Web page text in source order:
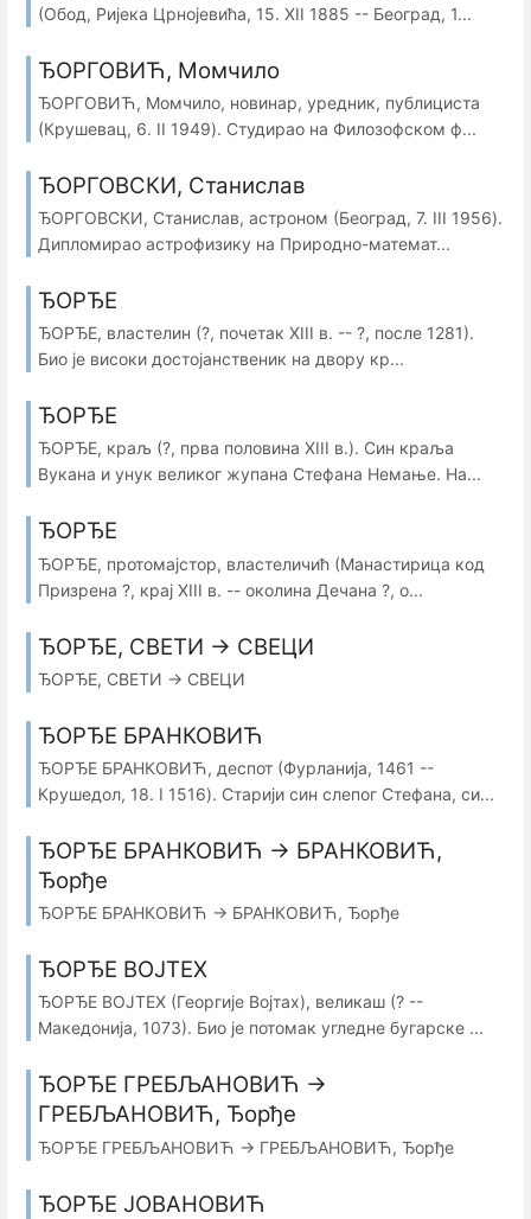
(Обод, Ријека Црнојевића, 15. XII 1885 -- Београд, 1...
ЂОРГОВИЋ, Момчило
ЂОРГОВИЋ, Момчило, новинар, уредник, публициста
(Крушевац, 6. II 1949). Студирао на Филозофском ф...
ЂОРГОВСКИ, Станислав
ЂОРГОВСКИ, Станислав, астроном (Београд, 7. III 1956).
Дипломирао астрофизику на Природно-математ...
ЂОРЂЕ
ЂОРЂЕ, властелин (?, почетак XIII в. -- ?, после 1281).
Био је високи достојанственик на двору кр...
ЂОРЂЕ
ЂОРЂЕ, краљ (?, прва половина XIII в.). Син краља
Вукана и унук великог жупана Стефана Немање. На...
ЂОРЂЕ
ЂОРЂЕ, протомајстор, властеличић (Манастирица код
Призрена ?, крај XIII в. -- околина Дечана ?, о...
ЂОРЂЕ, СВЕТИ → СВЕЦИ
ЂОРЂЕ, СВЕТИ → СВЕЦИ
ЂОРЂЕ БРАНКОВИЋ
ЂОРЂЕ БРАНКОВИЋ, деспот (Фурланија, 1461 --
Крушедол, 18. I 1516). Старији син слепог Стефана, си...
ЂОРЂЕ БРАНКОВИЋ → БРАНКОВИЋ,
Ђорђе
ЂОРЂЕ БРАНКОВИЋ → БРАНКОВИЋ, Ђорђе
ЂОРЂЕ ВОЈТЕХ
ЂОРЂЕ ВОЈТЕХ (Георгије Војтах), великаш (? --
Македонија, 1073). Био је потомак угледне бугарске ...
ЂОРЂЕ ГРЕБЉАНОВИЋ →
ГРЕБЉАНОВИЋ, Ђорђе
ЂОРЂЕ ГРЕБЉАНОВИЋ → ГРЕБЉАНОВИЋ, Ђорђе
ЂОРЂЕ ЈОВАНОВИЋ